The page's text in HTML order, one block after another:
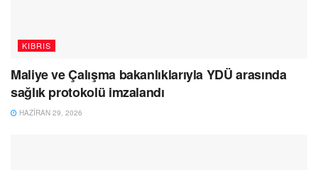
KIBRIS
Maliye ve Çalışma bakanlıklarıyla YDÜ arasında
sağlık protokolü imzalandı
HAZIRAN 29, 2026